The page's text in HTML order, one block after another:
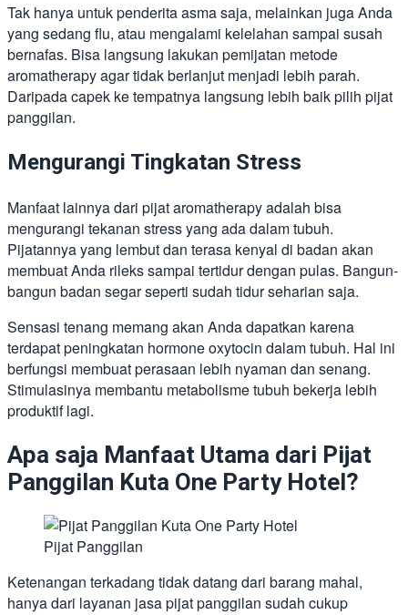
Tak hanya untuk penderita asma saja, melainkan juga Anda
yang sedang flu, atau mengalami kelelahan sampai susah
bernafas. Bisa langsung lakukan pemijatan metode
aromatherapy agar tidak berlanjut menjadi lebih parah.
Daripada capek ke tempatnya langsung lebih baik pilih pijat
panggilan.
Mengurangi Tingkatan Stress
Manfaat lainnya dari pijat aromatherapy adalah bisa
mengurangi tekanan stress yang ada dalam tubuh.
Pijatannya yang lembut dan terasa kenyal di badan akan
membuat Anda rileks sampai tertidur dengan pulas. Bangun-
bangun badan segar seperti sudah tidur seharian saja.
Sensasi tenang memang akan Anda dapatkan karena
terdapat peningkatan hormone oxytocin dalam tubuh. Hal ini
berfungsi membuat perasaan lebih nyaman dan senang.
Stimulasinya membantu metabolisme tubuh bekerja lebih
produktif lagi.
Apa saja Manfaat Utama dari Pijat
Panggilan Kuta One Party Hotel?
Pijat Panggilan
Ketenangan terkadang tidak datang dari barang mahal,
hanya dari layanan jasa pijat panggilan sudah cukup